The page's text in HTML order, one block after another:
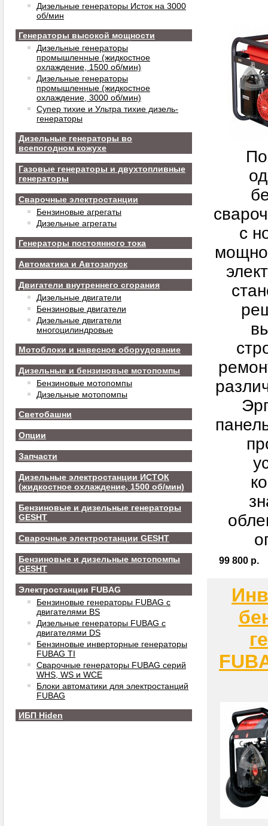
Дизельные генераторы Исток на 3000
об/мин
Генераторы высокой мощности
Дизельные генераторы
промышленные (жидкостное
охлаждение, 1500 об/мин)
Дизельные генераторы
промышленные (жидкостное
охлаждение, 3000 об/мин)
Супер тихие и Ультра тихие дизель-
генераторы
Дизельные генераторы во
всепогодном кожухе
Газовые генераторы и двухтопливные
генераторы
Сварочные электростанции
Бензиновые агрегаты
Дизельные агрегаты
Генераторы постоянного тока
Автоматика и Автозапуск
Двигатели внутреннего сгорания
Дизельные двигатели
Бензиновые двигатели
Дизельные двигатели
многоцилиндровые
Мотоблоки и навесное оборудование
Дизельные и бензиновые мотопомпы
Бензиновые мотопомпы
Дизельные мотопомпы
Светобашни
Опции
Запчасти
Дизельные электростанции ИСТОК
(жидкостное охлаждение, 1500 об/мин)
Бензиновые и дизельные генераторы
GESHT
Сварочные электростанции GESHT
Бензиновые и дизельные мотопомпы
GESHT
Электростанции FUBAG
Бензиновые генераторы FUBAG с
двигателями BS
Дизельные генераторы FUBAG с
двигателями DS
Бензиновые инверторные генераторы
FUBAG TI
Сварочные генераторы FUBAG серий
WHS, WS и WCE
Блоки автоматики для электростанций
FUBAG
ИБП Hiden
с
99 800 р.